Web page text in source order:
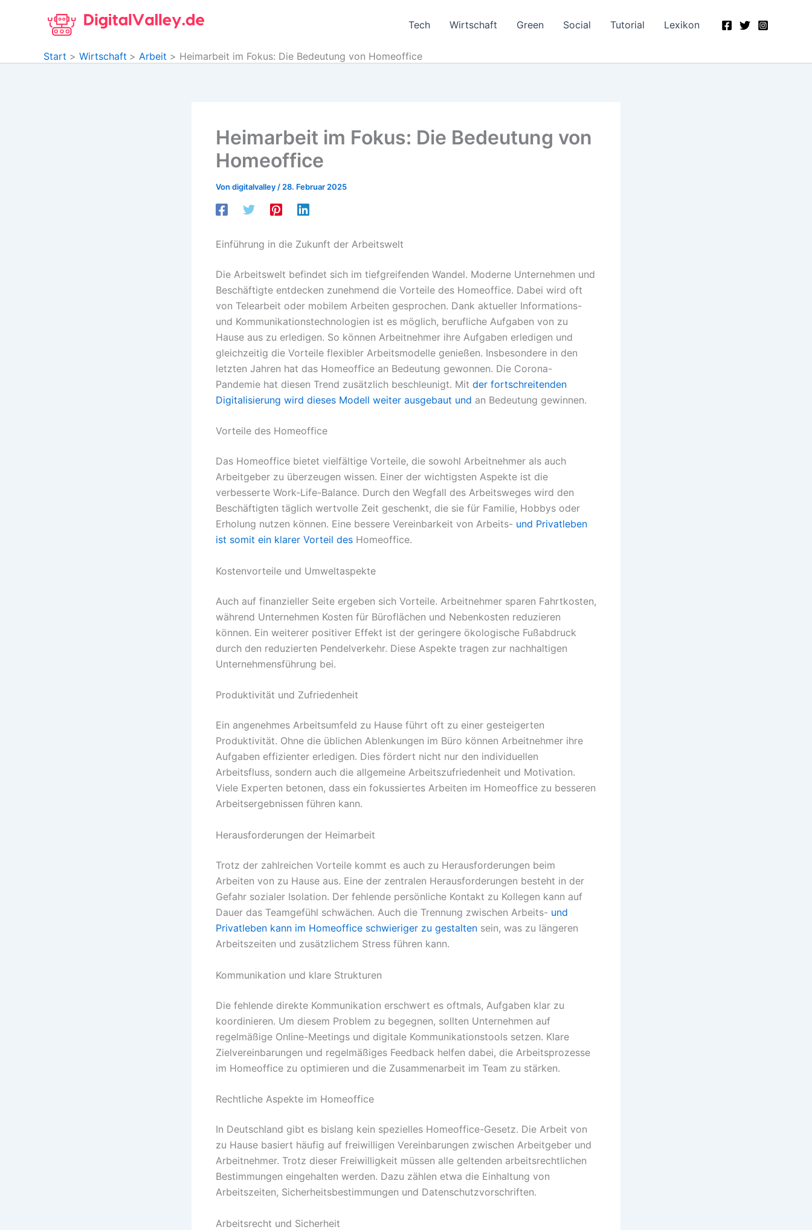
Tech Wirtschaft Green Social Tutorial Lexikon
Start Wirtschaft Arbeit Heimarbeit im Fokus: Die Bedeutung von Homeoffice
Heimarbeit im Fokus: Die Bedeutung von
Homeoffice
Von digitalvalley / 28. Februar 2025
Einführung in die Zukunft der Arbeitswelt
Die Arbeitswelt befindet sich im tiefgreifenden Wandel. Moderne Unternehmen und
Beschäftigte entdecken zunehmend die Vorteile des Homeoffice. Dabei wird oft
von Telearbeit oder mobilem Arbeiten gesprochen. Dank aktueller Informations-
und Kommunikationstechnologien ist es möglich, berufliche Aufgaben von zu
Hause aus zu erledigen. So können Arbeitnehmer ihre Aufgaben erledigen und
gleichzeitig die Vorteile flexibler Arbeitsmodelle genießen. Insbesondere in den
letzten Jahren hat das Homeoffice an Bedeutung gewonnen. Die Corona-
Pandemie hat diesen Trend zusätzlich beschleunigt. Mit der fortschreitenden
Digitalisierung wird dieses Modell weiter ausgebaut und an Bedeutung gewinnen.
Vorteile des Homeoffice
Das Homeoffice bietet vielfältige Vorteile, die sowohl Arbeitnehmer als auch
Arbeitgeber zu überzeugen wissen. Einer der wichtigsten Aspekte ist die
verbesserte Work-Life-Balance. Durch den Wegfall des Arbeitsweges wird den
Beschäftigten täglich wertvolle Zeit geschenkt, die sie für Familie, Hobbys oder
Erholung nutzen können. Eine bessere Vereinbarkeit von Arbeits- und Privatleben
ist somit ein klarer Vorteil des Homeoffice.
Kostenvorteile und Umweltaspekte
Auch auf finanzieller Seite ergeben sich Vorteile. Arbeitnehmer sparen Fahrtkosten,
während Unternehmen Kosten für Büroflächen und Nebenkosten reduzieren
können. Ein weiterer positiver Effekt ist der geringere ökologische Fußabdruck
durch den reduzierten Pendelverkehr. Diese Aspekte tragen zur nachhaltigen
Unternehmensführung bei.
Produktivität und Zufriedenheit
Ein angenehmes Arbeitsumfeld zu Hause führt oft zu einer gesteigerten
Produktivität. Ohne die üblichen Ablenkungen im Büro können Arbeitnehmer ihre
Aufgaben effizienter erledigen. Dies fördert nicht nur den individuellen
Arbeitsfluss, sondern auch die allgemeine Arbeitszufriedenheit und Motivation.
Viele Experten betonen, dass ein fokussiertes Arbeiten im Homeoffice zu besseren
Arbeitsergebnissen führen kann.
Herausforderungen der Heimarbeit
Trotz der zahlreichen Vorteile kommt es auch zu Herausforderungen beim
Arbeiten von zu Hause aus. Eine der zentralen Herausforderungen besteht in der
Gefahr sozialer Isolation. Der fehlende persönliche Kontakt zu Kollegen kann auf
Dauer das Teamgefühl schwächen. Auch die Trennung zwischen Arbeits- und
Privatleben kann im Homeoffice schwieriger zu gestalten sein, was zu längeren
Arbeitszeiten und zusätzlichem Stress führen kann.
Kommunikation und klare Strukturen
Die fehlende direkte Kommunikation erschwert es oftmals, Aufgaben klar zu
koordinieren. Um diesem Problem zu begegnen, sollten Unternehmen auf
regelmäßige Online-Meetings und digitale Kommunikationstools setzen. Klare
Zielvereinbarungen und regelmäßiges Feedback helfen dabei, die Arbeitsprozesse
im Homeoffice zu optimieren und die Zusammenarbeit im Team zu stärken.
Rechtliche Aspekte im Homeoffice
In Deutschland gibt es bislang kein spezielles Homeoffice-Gesetz. Die Arbeit von
zu Hause basiert häufig auf freiwilligen Vereinbarungen zwischen Arbeitgeber und
Arbeitnehmer. Trotz dieser Freiwilligkeit müssen alle geltenden arbeitsrechtlichen
Bestimmungen eingehalten werden. Dazu zählen etwa die Einhaltung von
Arbeitszeiten, Sicherheitsbestimmungen und Datenschutzvorschriften.
Arbeitsrecht und Sicherheit